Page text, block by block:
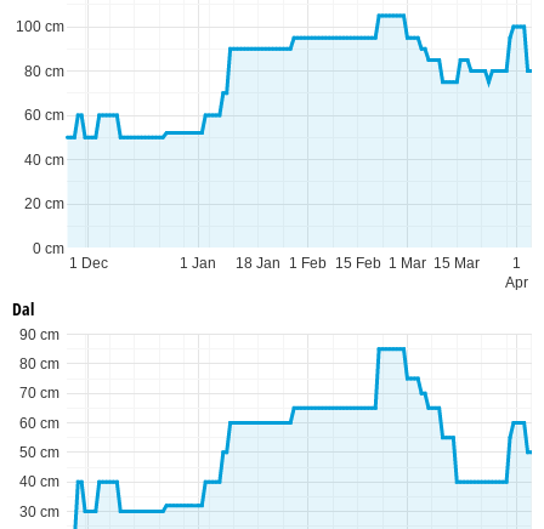
1 Dec 1 Jan 1 Feb 1 Mar
1
Apr
18 Jan 15 Feb 15 Mar
0 cm
20 cm
40 cm
60 cm
80 cm
100 cm
Dal
30 cm
40 cm
50 cm
60 cm
70 cm
80 cm
90 cm